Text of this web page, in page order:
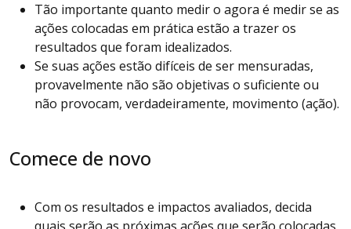
Tão importante quanto medir o agora é medir se as
ações colocadas em prática estão a trazer os
resultados que foram idealizados.
Se suas ações estão difíceis de ser mensuradas,
provavelmente não são objetivas o suficiente ou
não provocam, verdadeiramente, movimento (ação).
Comece de novo
Com os resultados e impactos avaliados, decida